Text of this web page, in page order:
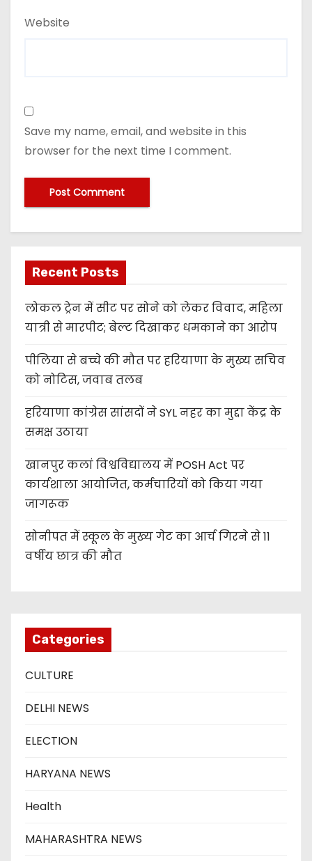
Website
Save my name, email, and website in this
browser for the next time I comment.
Recent Posts
लोकल ट्रेन में सीट पर सोने को लेकर विवाद, महिला
यात्री से मारपीट; बेल्ट दिखाकर धमकाने का आरोप
पीलिया से बच्चे की मौत पर हरियाणा के मुख्य सचिव
को नोटिस, जवाब तलब
हरियाणा कांग्रेस सांसदों ने SYL नहर का मुद्दा केंद्र के
समक्ष उठाया
खानपुर कलां विश्वविद्यालय में POSH Act पर
कार्यशाला आयोजित, कर्मचारियों को किया गया
जागरूक
सोनीपत में स्कूल के मुख्य गेट का आर्च गिरने से 11
वर्षीय छात्र की मौत
Categories
CULTURE
DELHI NEWS
ELECTION
HARYANA NEWS
Health
MAHARASHTRA NEWS